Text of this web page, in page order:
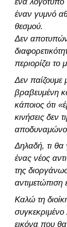
έναν γυμνό
θεσμού.
Δεν
περιορίζει το
Δεν
βραβευμένη
κάποιος ότι
κινήσεις δεν
Δηλαδή, τι θα
ένας νέος
της
αντιμετώπιση
Καλώ τη
συγκεκριμένο
εικόνα που